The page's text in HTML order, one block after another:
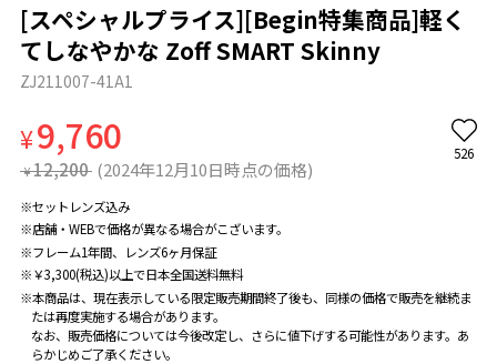
[スペシャルプライス][Begin特集商品]軽く
てしなやかな Zoff SMART Skinny
ZJ211007-41A1
¥9,760
¥ 12,200 (2024年12月10日時点の価格)
526
※セットレンズ込み
※店舗・WEBで価格が異なる場合がこざいます。
※フレーム1年間、レンズ6ヶ月保証
※￥3,300(税込)以上で日本全国送料無料
※本商品は、現在表示している限定販売期間終了後も、同様の価格で販売を継続ま
たは再度実施する場合があります。
なお、販売価格については今後改定し、さらに値下げする可能性があります。あ
らかじめご了承ください。